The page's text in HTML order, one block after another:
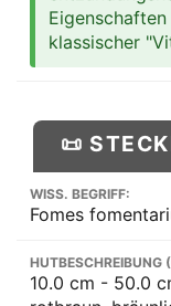
klassischer
📜
WISS. BEGRIFF:
Fomes
HUTBESCHREIBUNG
10.0 cm - 50.0